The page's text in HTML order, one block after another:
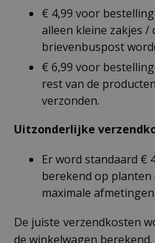
€ 4,99 voor
alleen kleine zakjes /
brievenbuspost
€ 6,99 voor
rest van de
verzonden.
Uitzonderlijke
Er word standaard €
berekend op
maximale
De juiste verzendkosten
de winkelwagen berekend.